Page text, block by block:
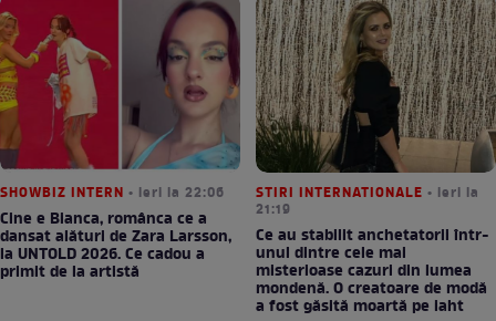
SHOWBIZ INTERN • ieri la 22:06
Cine e Bianca, românca ce a
dansat alături de Zara Larsson,
la UNTOLD 2026. Ce cadou a
primit de la artistă
STIRI INTERNATIONALE • ieri la
21:19
Ce au stabilit anchetatorii într-
unul dintre cele mai
misterioase cazuri din lumea
mondenă. O creatoare de modă
a fost găsită moartă pe iaht